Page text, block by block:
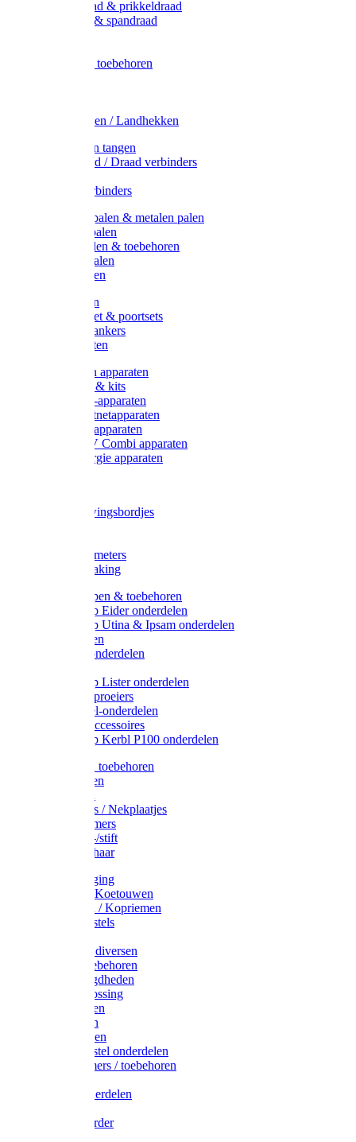
Metaal draad & prikkeldraad
Binddraad & spandraad
Afrasternet toebehoren
Weidehekken / Landhekken
Spanners en tangen
Lint / Koord / Draad verbinders
Litzclip verbinders
Recycling palen & metalen palen
Kunststof palen
T-Post t-palen & toebehoren
Glasfiber palen
Houten palen
Poortgrepen
Doorgangset & poortsets
Poortgreepankers
Weidepoorten
Onderdelen apparaten
Starter sets & kits
9V Batterij-apparaten
230V Lichtnetapparaten
12V Accu-apparaten
230V / 12V Combi apparaten
Zonne-energie apparaten
Waarschuwingsbordjes
Wegers en meters
Video bewaking
Weidepompen & toebehoren
Weidepomp Eider onderdelen
Weidepomp Utina & Ipsam onderdelen
Drinkbakken
Drinkbak onderdelen
Weidepomp Lister onderdelen
Nippels / Sproeiers
Drinknippel-onderdelen
Drinkbak accessoires
Weidepomp Kerbl P100 onderdelen
Oormerken toebehoren
Enkelbanden
Halsplaatjes / Nekplaatjes
Kokernummers
Merkspray-/stift
Veemerkschaar
Uierverzorging
Halsters & Koetouwen
Halsriemen / Kopriemen
Koerugborstels
Koe / Stier diversen
Melkers toebehoren
Stalbenodigdheden
Kalververlossing
Stierenringen
Onthoornen
Kalverflessen
Koerugborstel onderdelen
Kalveremmers / toebehoren
Koelift onderdelen
Uieronthaarder